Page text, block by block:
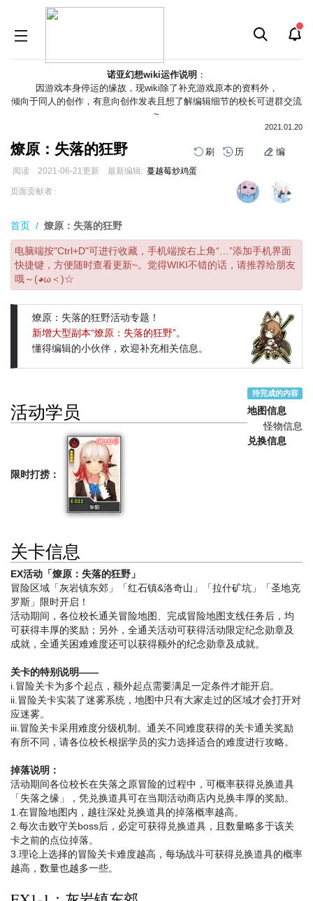
诺亚幻想wiki运作说明 ：
因游戏本身停运的缘故，现wiki除了补充游戏原本的资料外，
倾向于同人的创作，有意向创作发表且想了解编辑细节的校长可进群交流
~
2021.01.20
燎原：失落的狂野 刷 历 编
阅读 2021-06-21更新 最新编辑: 蔓越莓炒鸡蛋
跳
航
跳
索
页面贡献者 :
首页 / 燎原：失落的狂野
电脑端按"Ctrl+D"可进行收藏，手机端按右上角“…”添加手机界面
快捷键，方便随时查看更新~。觉得WIKI不错的话，请推荐给朋友
哦～(◕ω＜)☆
燎原：失落的狂野活动专题！
新增大型副本“燎原：失落的狂野”。
懂得编辑的小伙伴，欢迎补充相关信息。
待完成的内容
地图信息
怪物信息
兑换信息
活动学员
限时打捞：
关卡信息
EX活动「燎原：失落的狂野」
冒险区域「灰岩镇东郊」「红石镇&洛奇山」「拉什矿坑」「圣地克
罗斯」限时开启！
活动期间，各位校长通关冒险地图、完成冒险地图支线任务后，均
可获得丰厚的奖励；另外，全通关活动可获得活动限定纪念勋章及
成就，全通关困难难度还可以获得额外的纪念勋章及成就。
关卡的特别说明——
i.冒险关卡为多个起点，额外起点需要满足一定条件才能开启。
ii.冒险关卡实装了迷雾系统，地图中只有大家走过的区域才会打开对
应迷雾。
iii.冒险关卡采用难度分级机制。通关不同难度获得的关卡通关奖励
有所不同，请各位校长根据学员的实力选择适合的难度进行攻略。
掉落说明：
活动期间各位校长在失落之原冒险的过程中，可概率获得兑换道具
「失落之缘」，凭兑换道具可在当期活动商店内兑换丰厚的奖励。
1.在冒险地图内，越往深处兑换道具的掉落概率越高。
2.每次击败守关boss后，必定可获得兑换道具，且数量略多于该关
卡之前的点位掉落。
3.理论上选择的冒险关卡难度越高，每场战斗可获得兑换道具的概率
越高，数量也越多一些。